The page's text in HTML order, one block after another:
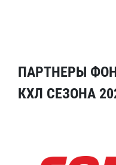
ПАРТНЕРЫ
КХЛ СЕЗОНА